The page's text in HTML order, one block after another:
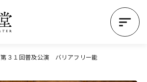
第３１回普及公演 バリアフリー能